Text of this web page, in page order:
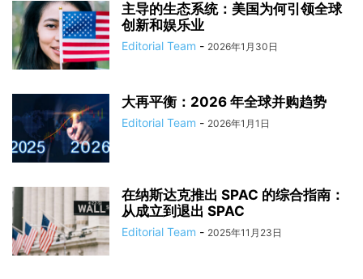
主导的生态系统：美国为何引领全球
创新和娱乐业
Editorial Team - 2026年1月30日
大再平衡：2026 年全球并购趋势
Editorial Team - 2026年1月1日
在纳斯达克推出 SPAC 的综合指南：
从成立到退出 SPAC
Editorial Team - 2025年11月23日